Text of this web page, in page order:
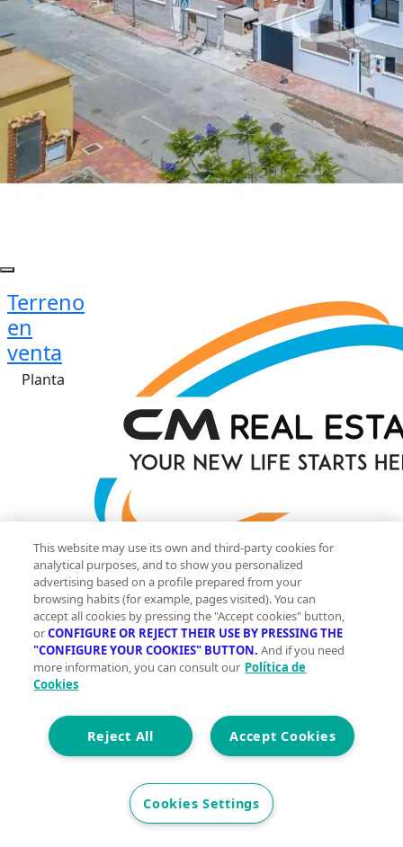
Terreno
en
venta
Planta
111 m2
Construidos
0
329.900 €
última unidad totalmente equipada y lista para entrar
a vivir Oportunidad excepcional en Sucina Esta es su
This website may use its own and third-party cookies for
analytical purposes, and to show you personalized
advertising based on a profile prepared from your
browsing habits (for example, pages visited). You can
accept all cookies by pressing the "Accept cookies" button,
orCONFIGURE OR REJECT THEIR USE BY PRESSING THE
"CONFIGURE YOUR COOKIES" BUTTON. And if you need
more information, you can consult our Política de
Cookies
Accept Cookies
Reject All
Cookies Settings